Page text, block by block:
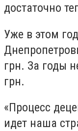
достаточно
Уже в этом
грн. За годы
грн.
«Процесс
идет наша